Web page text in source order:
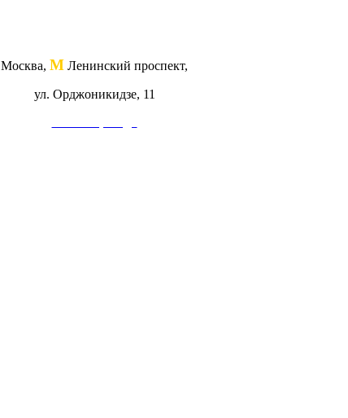
Москва, М Ленинский проспект,
ул. Орджоникидзе, 11